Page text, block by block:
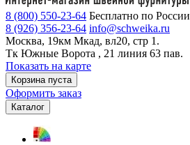
8 (800) 550-23-64 Бесплатно по России
8 (926) 356-23-64 info@schweika.ru
Москва, 19км Мкад, вл20, стр 1.
Тк Южные Ворота , 21 линия 63 пав.
Показать на карте
Корзина пуста
Оформить заказ
Каталог